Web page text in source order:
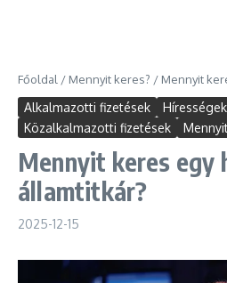
Főoldal / Mennyit keres? / Mennyit
Alkalmazotti fizetések
Közalkalmazotti fizetések
Mennyit keres egy
államtitkár?
2025-12-15